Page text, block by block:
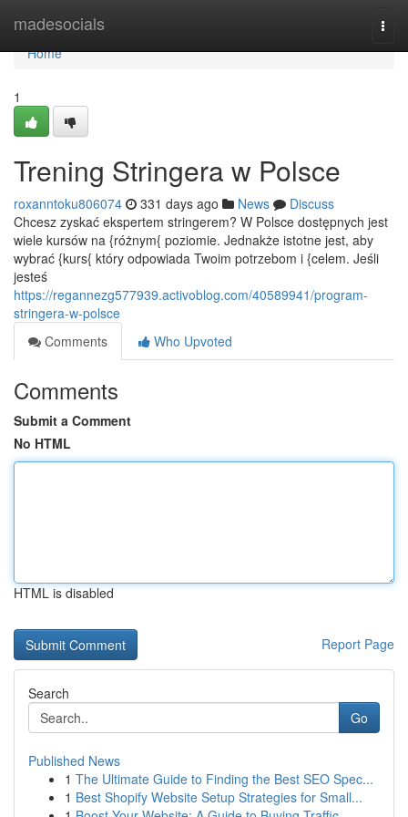
madesocials
Home
Home
1
Trening Stringera w Polsce
roxanntoku806074 331 days ago News
Discuss
Chcesz zyskać ekspertem stringerem? W Polsce dostępnych jest
wiele kursów na {różnym{ poziomie. Jednakże istotne jest, aby
wybrać {kurs{ który odpowiada Twoim potrzebom i {celem. Jeśli
jesteś
https://regannezg577939.activoblog.com/40589941/program-
stringera-w-polsce
Comments
Who Upvoted
Comments
Submit a Comment
No HTML
HTML is disabled
Report Page
Search
Go
Published News
1 The Ultimate Guide to Finding the Best SEO Spec...
1 Best Shopify Website Setup Strategies for Small...